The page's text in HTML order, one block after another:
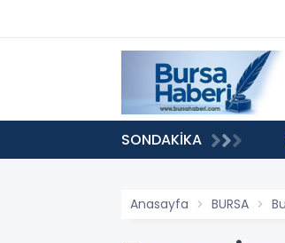
SONDAKİKA
Anasayfa BURSA